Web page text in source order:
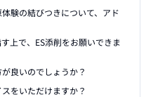
験の結びつきについて、アド
上で、ES添削をお願いできま
良いのでしょうか？
をいただけますか？